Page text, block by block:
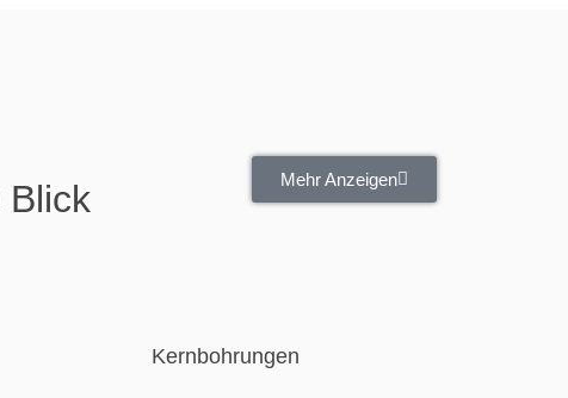
Blick Mehr Anzeigen
Kernbohrungen